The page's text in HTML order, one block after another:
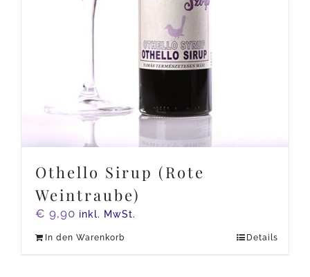
Othello Sirup (Rote
Weintraube)
€ 9,90 inkl. MwSt.
In den Warenkorb Details